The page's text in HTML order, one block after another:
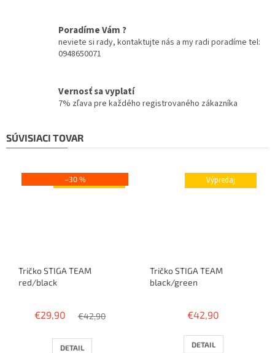
Poradíme Vám ?
neviete si rady, kontaktujte nás a my radi poradíme tel:
0948650071
Vernosť sa vyplatí
7% zľava pre každého registrovaného zákazníka
SÚVISIACI TOVAR
Výpredaj
–30 %
Tričko STIGA TEAM
red/black
€29,90 €42,90
DETAIL
Výpredaj
Tričko STIGA TEAM
black/green
€42,90
DETAIL